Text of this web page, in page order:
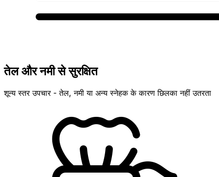
तेल और नमी से सुरक्षित
शून्य स्तर उपचार - तेल, नमी या अन्य स्नेहक के कारण छिलका नहीं उतरता